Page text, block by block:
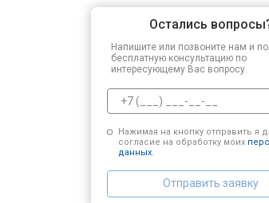
Остались
Напишите или позвоните нам и
бесплатную консультацию по
интересующему Вас вопросу.
Нажимая на кнопку отправить я
согласие на обработку моих
данных.
Отправить заявку